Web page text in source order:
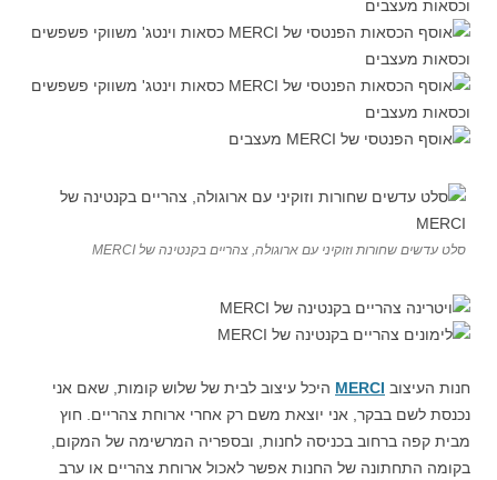
סלט עדשים שחורות וזוקיני עם ארוגולה, צהריים בקנטינה של MERCI
חנות העיצוב MERCI היכל עיצוב לבית של שלוש קומות, שאם אני
נכנסת לשם בבקר, אני יוצאת משם רק אחרי ארוחת צהריים. חוץ
מבית קפה ברחוב בכניסה לחנות, ובספריה המרשימה של המקום,
בקומה התחתונה של החנות אפשר לאכול ארוחת צהריים או ערב